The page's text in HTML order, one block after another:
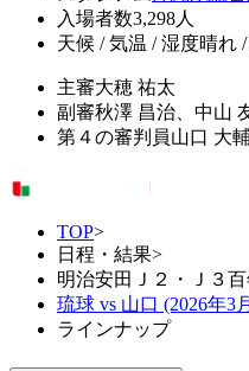
入場者数3,298人
天候 / 気温 / 湿度晴れ
主審大穂 祐太
副審秋澤 昌治、中山
第４の審判員山口 大
TOP>
日程・結果>
明治安田Ｊ２・Ｊ３
琉球 vs 山口 (2026年3
ラインナップ